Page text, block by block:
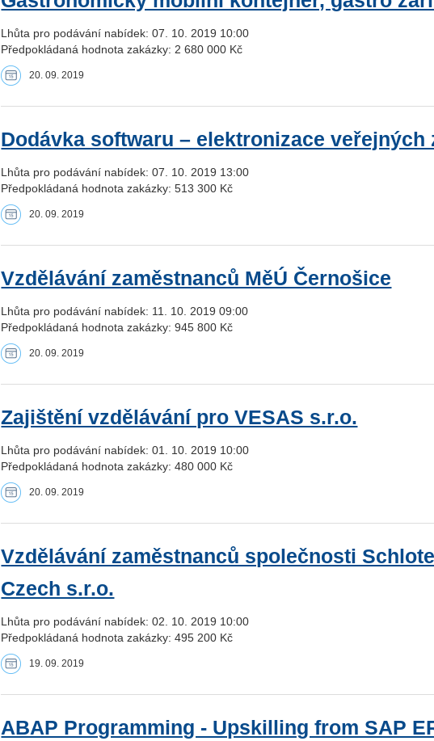
Lhůta pro podávání nabídek: 07. 10. 2019 10:00
Předpokládaná hodnota zakázky: 2 680 000 Kč
20. 09. 2019
Dodávka softwaru – elektronizace veřejných
Lhůta pro podávání nabídek: 07. 10. 2019 13:00
Předpokládaná hodnota zakázky: 513 300 Kč
20. 09. 2019
Vzdělávání zaměstnanců MěÚ Černošice
Lhůta pro podávání nabídek: 11. 10. 2019 09:00
Předpokládaná hodnota zakázky: 945 800 Kč
20. 09. 2019
Zajištění vzdělávání pro VESAS s.r.o.
Lhůta pro podávání nabídek: 01. 10. 2019 10:00
Předpokládaná hodnota zakázky: 480 000 Kč
20. 09. 2019
Vzdělávání zaměstnanců společnosti
Czech s.r.o.
Lhůta pro podávání nabídek: 02. 10. 2019 10:00
Předpokládaná hodnota zakázky: 495 200 Kč
19. 09. 2019
ABAP Programming - Upskilling from SAP